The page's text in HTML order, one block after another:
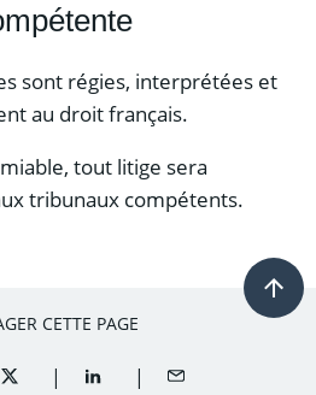
sont régies, interprétées et
au droit français.
tout litige sera
tribunaux compétents.
CETTE PAGE
SUR FACEBOOK (OUVRE UNE
PARTAGER SUR TWITTER (OUVRE UNE
PARTAGER SUR LINKEDIN
PARTAGER PAR